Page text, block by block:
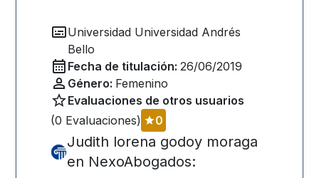
Universidad Universidad Andrés
Bello
Fecha de titulación: 26/06/2019
Género: Femenino
Evaluaciones de otros usuarios
(0 Evaluaciones) 0
Judith lorena godoy moraga
en NexoAbogados: